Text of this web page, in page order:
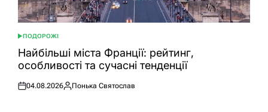
ОПУБЛІКУВАТИ
У
ПОДОРОЖІ
Найбільші міста Франції: рейтинг,
особливості та сучасні тенденції
Оприлюднено
04.08.2026
Опубліковано
Понька Святослав